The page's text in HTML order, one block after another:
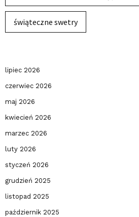
świąteczne swetry
lipiec 2026
czerwiec 2026
maj 2026
kwiecień 2026
marzec 2026
luty 2026
styczeń 2026
grudzień 2025
listopad 2025
październik 2025